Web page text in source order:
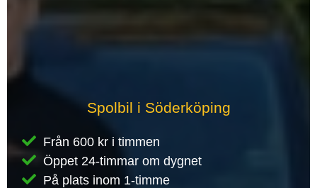
Spolbil i Söderköping
Från 600 kr i timmen
Öppet 24-timmar om dygnet
På plats inom 1-timme